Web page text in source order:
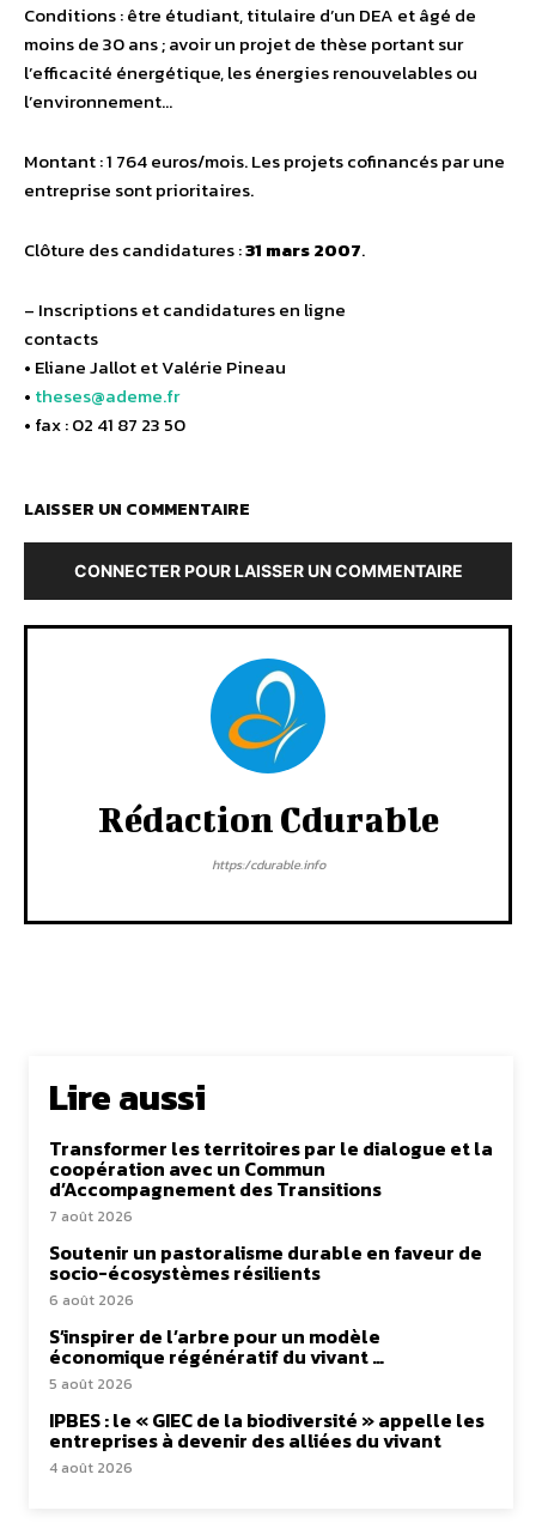
Conditions : être étudiant, titulaire d’un DEA et âgé de
moins de 30 ans ; avoir un projet de thèse portant sur
l’efficacité énergétique, les énergies renouvelables ou
l’environnement…
Montant : 1 764 euros/mois. Les projets cofinancés par une
entreprise sont prioritaires.
Clôture des candidatures :31 mars 2007.
– Inscriptions et candidatures en ligne
contacts
• Eliane Jallot et Valérie Pineau
• theses@ademe.fr
• fax : 02 41 87 23 50
LAISSER UN COMMENTAIRE
CONNECTER POUR LAISSER UN COMMENTAIRE
Rédaction Cdurable
https:/cdurable.info
Lire aussi
Transformer les territoires par le dialogue et la
coopération avec un Commun
d’Accompagnement des Transitions
7 août 2026
Soutenir un pastoralisme durable en faveur de
socio-écosystèmes résilients
6 août 2026
S’inspirer de l’arbre pour un modèle
économique régénératif du vivant …
5 août 2026
IPBES : le « GIEC de la biodiversité » appelle les
entreprises à devenir des alliées du vivant
4 août 2026